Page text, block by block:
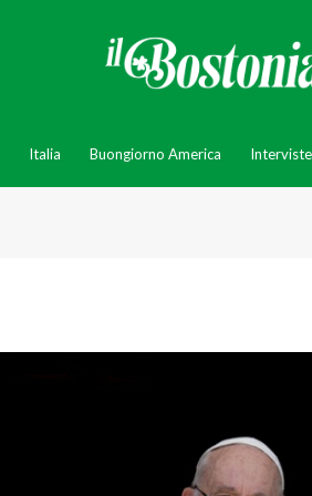
Italia Buongiorno America Interviste